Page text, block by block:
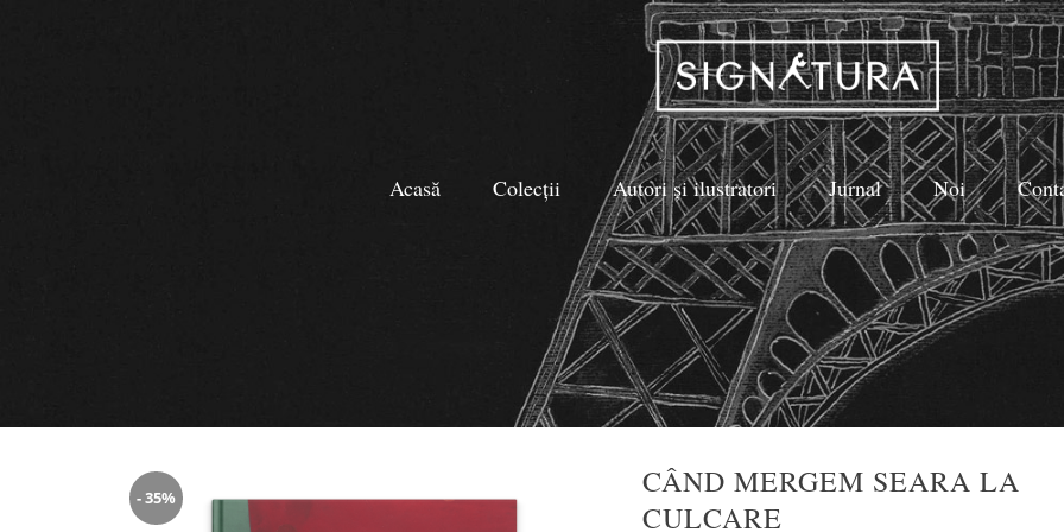
Acasă Colecții Autori și ilustratori Jurnal Noi
- 35%
CÂND MERGEM SEARA LA
CULCARE